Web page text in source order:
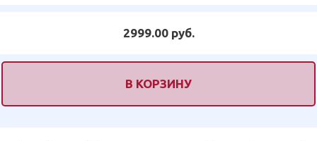
2999.00 руб.
В КОРЗИНУ